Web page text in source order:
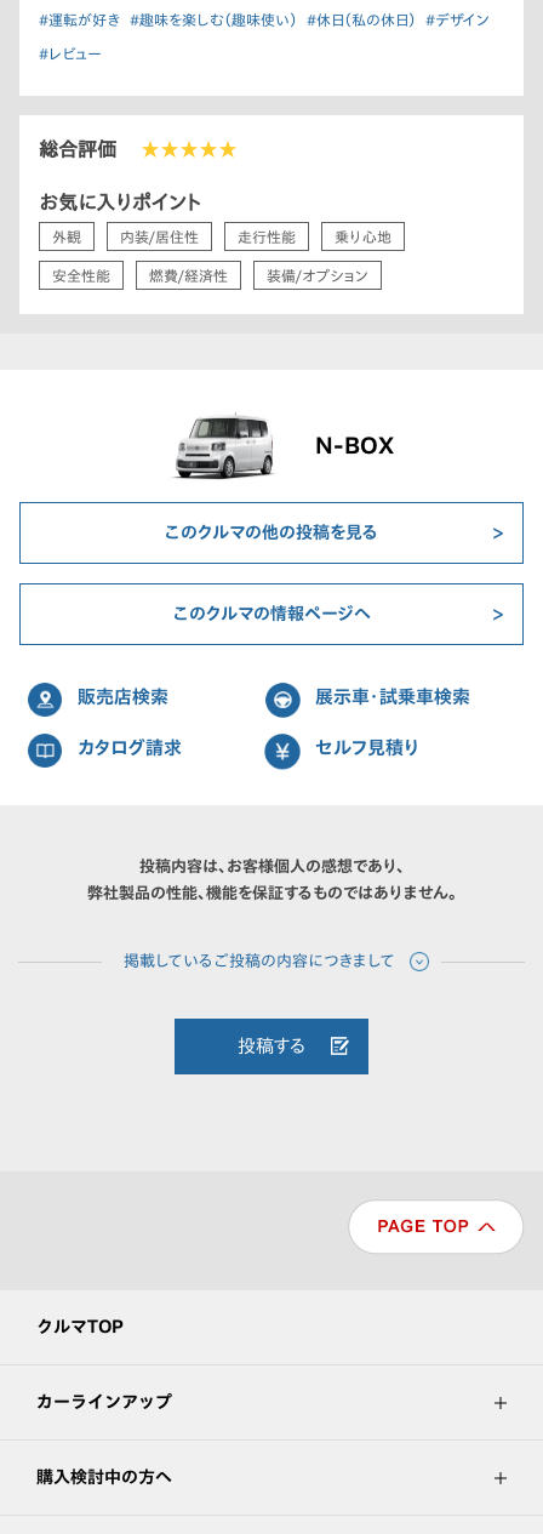
#運転が好き #趣味を楽しむ（趣味使い） #休日（私の休日） #デザイン
#レビュー
総合評価 ★★★★★
お気に入りポイント
外観 内装/居住性 走行性能 乗り心地
安全性能 燃費/経済性 装備/オプション
N-BOX
このクルマの他の投稿を見る
このクルマの情報ページへ
販売店検索 展示車・試乗車検索
カタログ請求 セルフ見積り
投稿内容は、お客様個人の感想であり、
弊社製品の性能、機能を保証するものではありません。
投稿する
クルマTOP
カーラインアップ
購入検討中の方へ